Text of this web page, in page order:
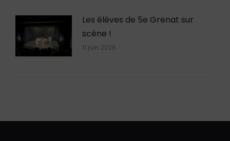
Les élèves de 5e Grenat sur
scène !
11 juin 2026